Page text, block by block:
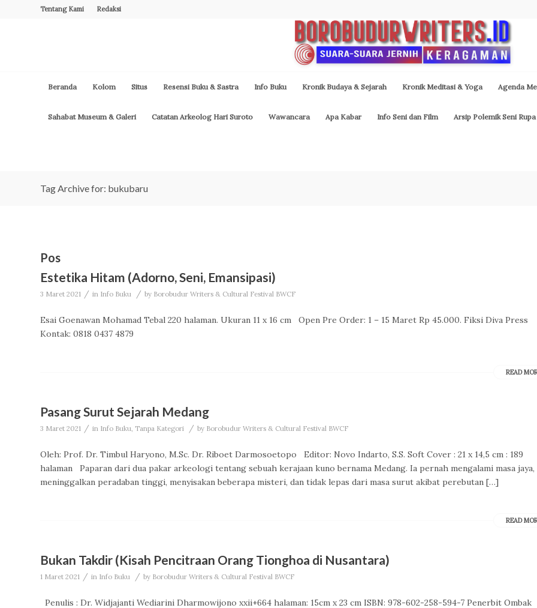
Tentang Kami Redaksi
Beranda Kolom Situs Resensi Buku & Sastra Info Buku Kronik Budaya & Sejarah Kronik Meditasi & Yoga Agenda
Sahabat Museum & Galeri Catatan Arkeolog Hari Suroto Wawancara Apa Kabar Info Seni dan Film Arsip Polemik Seni Rupa
Tag Archive for: bukubaru
Pos
Estetika Hitam (Adorno, Seni, Emansipasi)
3 Maret 2021 / in Info Buku / by Borobudur Writers & Cultural Festival BWCF
Esai Goenawan Mohamad Tebal 220 halaman. Ukuran 11 x 16 cm Open Pre Order: 1 – 15 Maret Rp 45.000. Fiksi Diva Press
Kontak: 0818 0437 4879
READ
Pasang Surut Sejarah Medang
3 Maret 2021 / in Info Buku, Tanpa Kategori / by Borobudur Writers & Cultural Festival BWCF
Oleh: Prof. Dr. Timbul Haryono, M.Sc. Dr. Riboet Darmosoetopo Editor: Novo Indarto, S.S. Soft Cover : 21 x 14,5 cm : 189
halaman Paparan dari dua pakar arkeologi tentang sebuah kerajaan kuno bernama Medang. Ia pernah mengalami masa jaya,
meninggalkan peradaban tinggi, menyisakan beberapa misteri, dan tidak lepas dari masa surut akibat perebutan […]
READ
Bukan Takdir (Kisah Pencitraan Orang Tionghoa di Nusantara)
1 Maret 2021 / in Info Buku / by Borobudur Writers & Cultural Festival BWCF
Penulis : Dr. Widjajanti Wediarini Dharmowijono xxii+664 halaman: 15cm x 23 cm ISBN: 978-602-258-594-7 Penerbit Ombak